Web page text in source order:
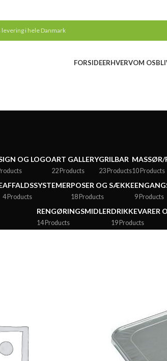
levering i hele Danmark
FORSIDEERHVERVOM OS
OG LOGOART GALLERY
22 Products
GRILBAR
23 Products
MASSØR/
10 Products
AFFALDSSYSTEMER
4 Products
POSER OG SÆKKE
18 Products 9 Products
RENGØRINGSMIDLER
14 Products
DRIKKEVARER
19 Products